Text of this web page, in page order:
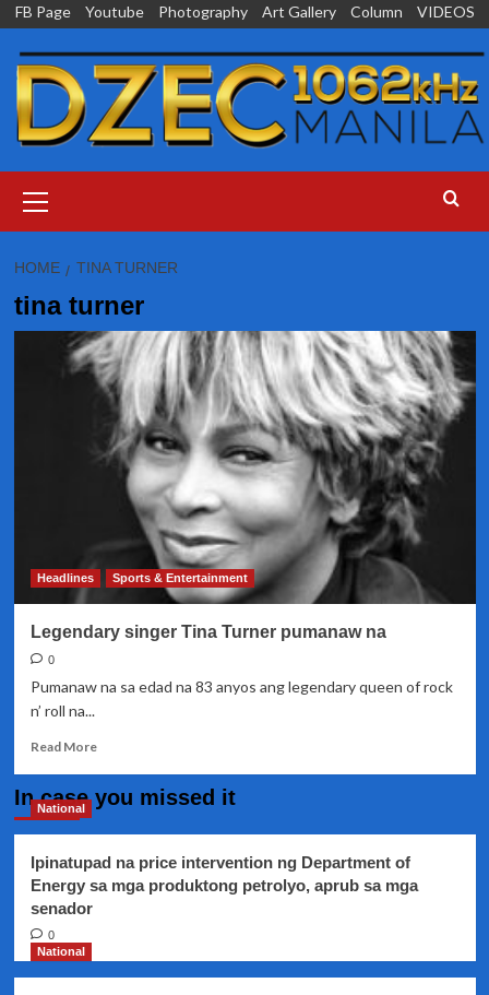
Skip
content
FB Page Youtube Photography Art Gallery Column VIDEOS
Menu
HOME TINA TURNER
tina turner
Headlines Sports & Entertainment
Legendary singer Tina Turner pumanaw na
0
Pumanaw na sa edad na 83 anyos ang legendary queen of rock
n’ roll na...
Read MoreRead
Legendary
Turner
pumanaw
In case you missed it
National
Ipinatupad na price intervention ng Department of
Energy sa mga produktong petrolyo, aprub sa mga
senador
0
National